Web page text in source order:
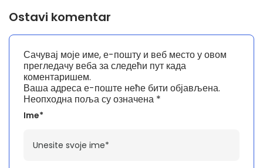
Ostavi komentar
Ваша адреса е-поште неће бити објављена.
Неопходна поља су означена *
Ime*
Сачувај моје име, е-пошту и веб место у овом
прегледачу веба за следећи пут када
коментаришем.